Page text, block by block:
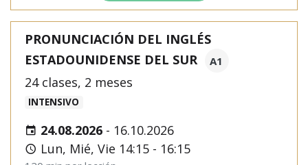
PRONUNCIACIÓN DEL INGLÉS
ESTADOUNIDENSE DEL SUR
A1
24 clases, 2 meses
INTENSIVO
24.08.2026 - 16.10.2026
Lun, Mié, Vie 14:15 - 16:15